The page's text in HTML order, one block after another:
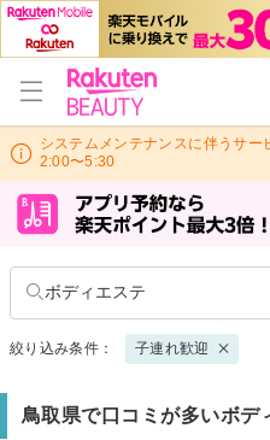
システムメンテナンスに伴うサ
2:00〜5:30
ボディエステ
絞り込み条件： 子連れ歓迎
鳥取県で口コミが多いボデ